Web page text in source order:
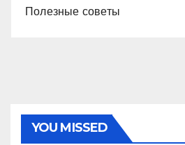
Полезные советы
YOU MISSED